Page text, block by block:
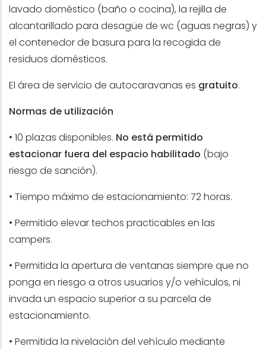
lavado doméstico (baño o cocina), la rejilla de
alcantarillado para desagüe de wc (aguas negras) y
el contenedor de basura para la recogida de
residuos domésticos.
El área de servicio de autocaravanas es gratuito.
Normas de utilización
• 10 plazas disponibles. No está permitido
estacionar fuera del espacio habilitado (bajo
riesgo de sanción).
• Tiempo máximo de estacionamiento: 72 horas.
• Permitido elevar techos practicables en las
campers.
• Permitida la apertura de ventanas siempre que no
ponga en riesgo a otros usuarios y/o vehículos, ni
invada un espacio superior a su parcela de
estacionamiento.
• Permitida la nivelación del vehículo mediante